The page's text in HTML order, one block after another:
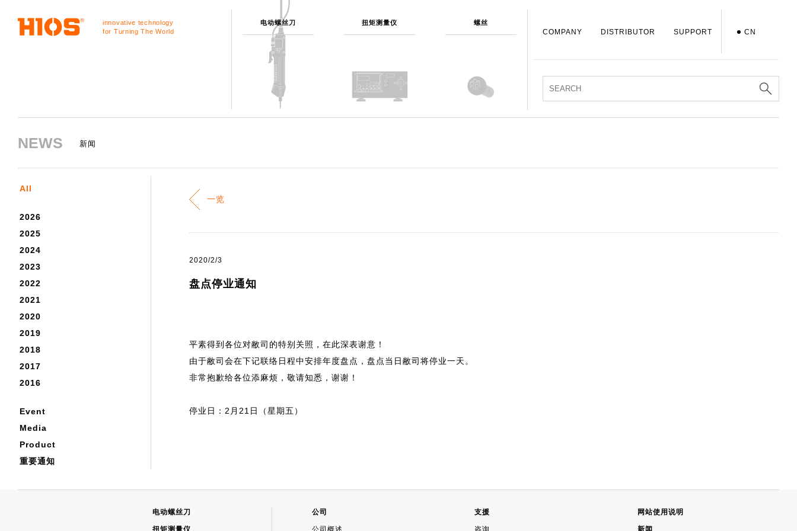
innovative technology
for Turning The World
电动螺丝刀 扭矩测量仪 螺丝
COMPANY DISTRIBUTOR SUPPORT CN
NEWS 新闻
All
2026
2025
2024
2023
2022
2021
2020
2019
2018
2017
2016
Event
Media
Product
重要通知
一览
2020/2/3
盘点停业通知
平素得到各位对敝司的特别关照，在此深表谢意！
由于敝司会在下记联络日程中安排年度盘点，盘点当日敝司将停业一天。
非常抱歉给各位添麻烦，敬请知悉，谢谢！
停业日：2月21日（星期五）
电动螺丝刀
扭矩测量仪
公司
公司概述
支援
咨询
网站使用说明
新闻